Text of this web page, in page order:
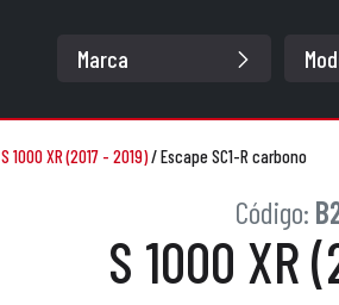
S 1000 XR (2017 - 2019)/Escape SC1-R carbono
Código:
S 1000 XR